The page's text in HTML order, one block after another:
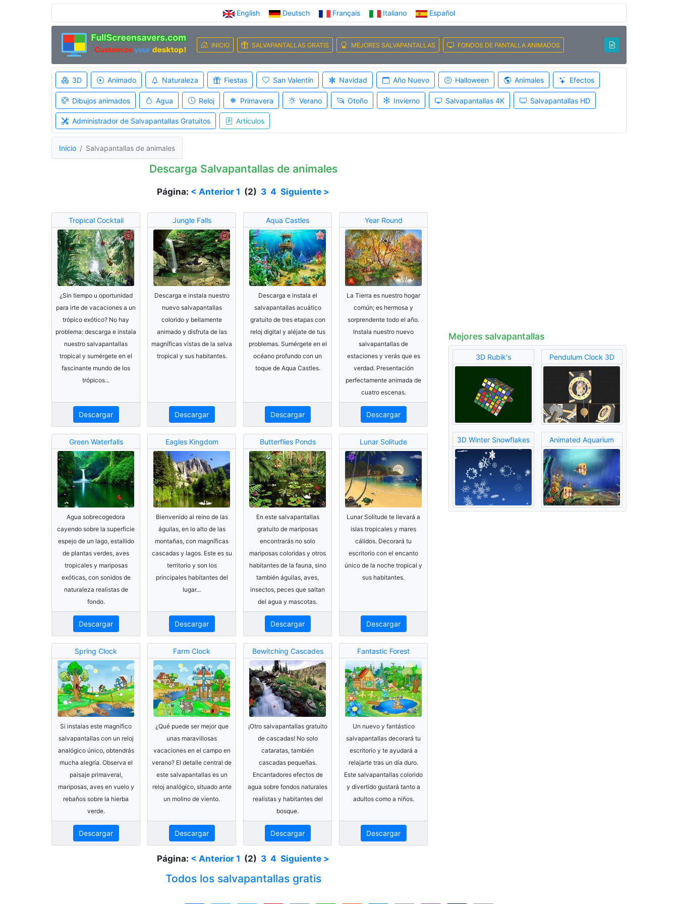
English Deutsch Français Italiano Español
INICIO SALVAPANTALLAS GRATIS MEJORES SALVAPANTALLAS FONDOS DE PANTALLA ANIMADOS
3D Animado Naturaleza Fiestas San Valentín Navidad Año Nuevo Halloween Animales Efectos
Dibujos animados Agua Reloj Primavera Verano Otoño Invierno Salvapantallas 4K Salvapantallas HD
Administrador de Salvapantallas Gratuitos Artículos
Inicio Salvapantallas de animales
Descarga Salvapantallas de animales
Página: < Anterior 1 (2) 3 4 Siguiente >
Tropical Cocktail
¿Sin tiempo u oportunidad
para irte de vacaciones a un
trópico exótico? No hay
problema: descarga e instala
nuestro salvapantallas
tropical y sumérgete en el
fascinante mundo de los
trópicos...
Descargar
Jungle Falls
Descarga e instala nuestro
nuevo salvapantallas
colorido y bellamente
animado y disfruta de las
magníficas vistas de la selva
tropical y sus habitantes.
Descargar
Aqua Castles
Descarga e instala el
salvapantallas acuático
gratuito de tres etapas con
reloj digital y aléjate de tus
problemas. Sumérgete en el
océano profundo con un
toque de Aqua Castles.
Descargar
Year Round
La Tierra es nuestro hogar
común; es hermosa y
sorprendente todo el año.
Instala nuestro nuevo
salvapantallas de
estaciones y verás que es
verdad. Presentación
perfectamente animada de
cuatro escenas.
Descargar
Green Waterfalls
Agua sobrecogedora
cayendo sobre la superficie
espejo de un lago, estallido
de plantas verdes, aves
tropicales y mariposas
exóticas, con sonidos de
naturaleza realistas de
fondo.
Descargar
Eagles Kingdom
Bienvenido al reino de las
águilas, en lo alto de las
montañas, con magníficas
cascadas y lagos. Este es su
territorio y son los
principales habitantes del
lugar...
Descargar
Butterflies Ponds
En este salvapantallas
gratuito de mariposas
encontrarás no solo
mariposas coloridas y otros
habitantes de la fauna, sino
también águilas, aves,
insectos, peces que saltan
del agua y mascotas.
Descargar
Lunar Solitude
Lunar Solitude te llevará a
islas tropicales y mares
cálidos. Decorará tu
escritorio con el encanto
único de la noche tropical y
sus habitantes.
Descargar
Spring Clock
Si instalas este magnífico
salvapantallas con un reloj
analógico único, obtendrás
mucha alegría. Observa el
paisaje primaveral,
mariposas, aves en vuelo y
rebaños sobre la hierba
verde.
Descargar
Farm Clock
¿Qué puede ser mejor que
unas maravillosas
vacaciones en el campo en
verano? El detalle central de
este salvapantallas es un
reloj analógico, situado ante
un molino de viento.
Descargar
Bewitching Cascades
¡Otro salvapantallas gratuito
de cascadas! No solo
cataratas, también
cascadas pequeñas.
Encantadores efectos de
agua sobre fondos naturales
realistas y habitantes del
bosque.
Descargar
Fantastic Forest
Un nuevo y fantástico
salvapantallas decorará tu
escritorio y te ayudará a
relajarte tras un día duro.
Este salvapantallas colorido
y divertido gustará tanto a
adultos como a niños.
Descargar
Página: < Anterior 1 (2) 3 4 Siguiente >
Todos los salvapantallas gratis
Mejores salvapantallas
3D Rubik's Pendulum Clock 3D
3D Winter Snowflakes Animated Aquarium